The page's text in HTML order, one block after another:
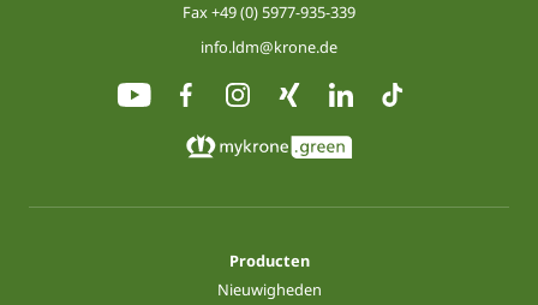
Fax +49 (0) 5977-935-339
info.ldm@krone.de
Producten
Nieuwigheden